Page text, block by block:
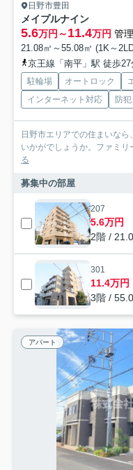
日野市豊田
メイプルナイン
5.6万円～11.4万円 管
21.08㎡～55.08㎡ (1K～
京王線「南平」駅 徒歩27
駐輪場 オートロック
インターネット対応
防
日野市エリアでの住まいな
いかがでしょうか。ファミ
る
募集中の部屋
207
5.6万円
2階 /
301
11.4万円
3階 /
アパート